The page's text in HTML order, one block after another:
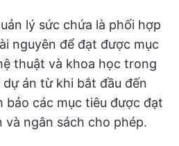
lý sức chứa là phối hợp
nguyên để đạt được mục
thuật và khoa học trong
án từ khi bắt đầu đến
bảo các mục tiêu được đạt
ngân sách cho phép.